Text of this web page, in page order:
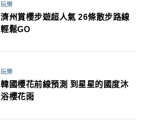
玩樂
濟州賞櫻步遊超人氣 26條散步路線
輕鬆GO
玩樂
韓國櫻花前線預測 到星星的國度沐
浴櫻花雨